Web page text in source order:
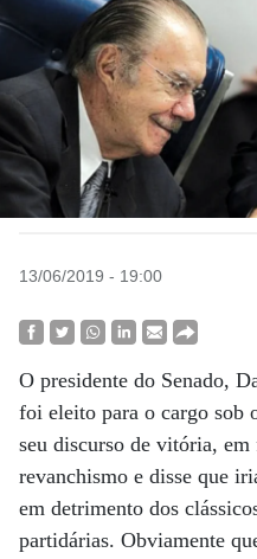
13/06/2019 - 19:00
O presidente do Senado,
foi eleito para o cargo sob
seu discurso de vitória,
revanchismo e disse que
em detrimento dos
partidárias. Obviamente